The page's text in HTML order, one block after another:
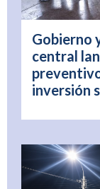
Gobierno
central
inversión